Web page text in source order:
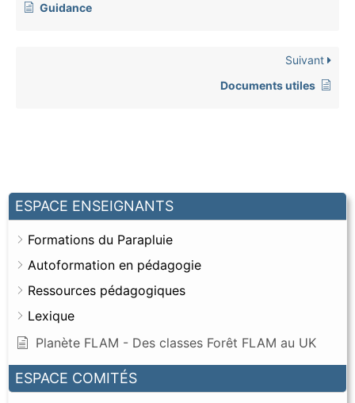
Guidance
Suivant
Documents utiles
ESPACE ENSEIGNANTS
Formations du Parapluie
Autoformation en pédagogie
Ressources pédagogiques
Lexique
Planète FLAM - Des classes Forêt FLAM au UK
ESPACE COMITÉS